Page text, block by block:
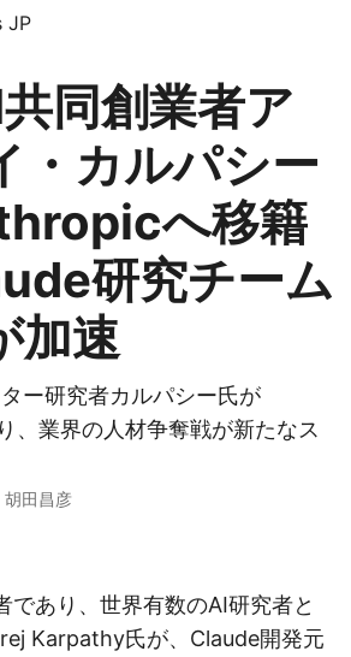
JP
同創業者ア
・カルパシー
へ移籍
研究チーム
加速
ー研究者カルパシー氏が
、業界の人材争奪戦が新たなス
胡田昌彦
であり、世界有数のAI研究者と
Karpathy氏が、Claude開発元